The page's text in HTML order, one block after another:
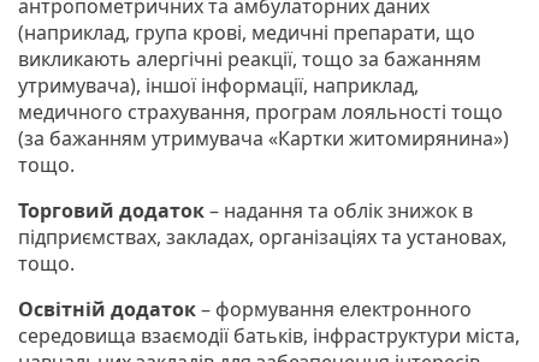
антропометричних та амбулаторних даних
(наприклад, група крові, медичні препарати, що
викликають алергічні реакції, тощо за бажанням
утримувача), іншої інформації, наприклад,
медичного страхування, програм лояльності тощо
(за бажанням утримувача «Картки житомирянина»)
тощо.
Торговий додаток– надання та облік знижок в
підприємствах, закладах, організаціях та установах,
тощо.
Освітній додаток– формування електронного
середовища взаємодії батьків, інфраструктури міста,